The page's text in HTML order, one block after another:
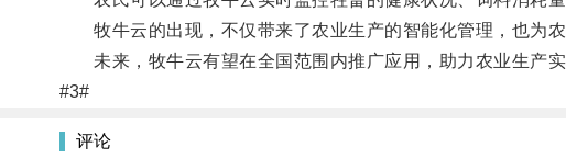
牧牛云的出现，不仅带来了农业生产的智能化管理，也为农
未来，牧牛云有望在全国范围内推广应用，助力农业生产实
#3#
评论